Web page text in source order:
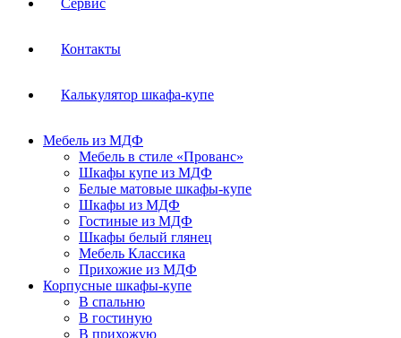
Сервис
Контакты
Калькулятор шкафа-купе
Мебель из МДФ
Мебель в стиле «Прованс»
Шкафы купе из МДФ
Белые матовые шкафы-купе
Шкафы из МДФ
Гостиные из МДФ
Шкафы белый глянец
Мебель Классика
Прихожие из МДФ
Корпусные шкафы-купе
В спальню
В гостиную
В прихожую